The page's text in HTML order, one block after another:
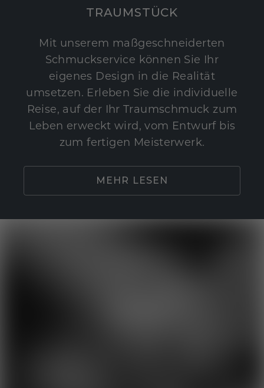
TRAUMSTÜCK
Mit unserem maßgeschneiderten
Schmuckservice können Sie Ihr
eigenes Design in die Realität
umsetzen. Erleben Sie die individuelle
Reise, auf der Ihr Traumschmuck zum
Leben erweckt wird, vom Entwurf bis
zum fertigen Meisterwerk.
MEHR LESEN